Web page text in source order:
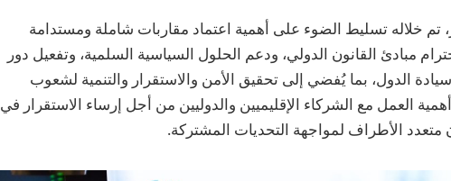
خلاله تسليط الضوء على أهمية اعتماد مقاربات شاملة ومستدامة
مبادئ القانون الدولي، ودعم الحلول السياسية السلمية، وتفعيل دور
الدول، بما يُفضي إلى تحقيق الأمن والاستقرار والتنمية لشعوب
العمل مع الشركاء الإقليميين والدوليين من أجل إرساء الاستقرار في
متعدد الأطراف لمواجهة التحديات المشتركة.